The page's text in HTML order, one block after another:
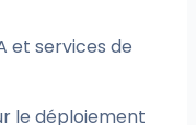
et services de
le déploiement